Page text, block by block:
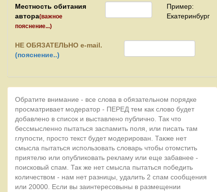
Местность обитания
автора(важное
пояснение...)
Пример:
Екатеринбург
НЕ ОБЯЗАТЕЛЬНО e-mail.
(пояснение..)
Обратите внимание - все слова в обязательном порядке
просматривает модератор - ПЕРЕД тем как слово будет
добавлено в список и выставлено публично. Так что
бессмысленно пытаться заспамить поля, или писать там
глупости, просто текст будет модерирован. Также нет
смысла пытаться использовать словарь чтобы отомстить
приятелю или опубликовать рекламу или еще забавнее -
поисковый спам. Так же нет смысла пытаться победить
количеством - нам нет разницы, удалить 2 спам сообщения
или 20000. Если вы заинтересовыны в размещении